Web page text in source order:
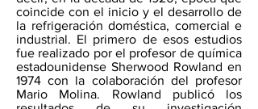
coincide con el inicio y el desarrollo de
la refrigeración doméstica, comercial e
industrial. El primero de esos estudios
fue realizado por el profesor de química
estadounidense Sherwood Rowland en
1974 con la colaboración del profesor
Mario Molina. Rowland publicó los